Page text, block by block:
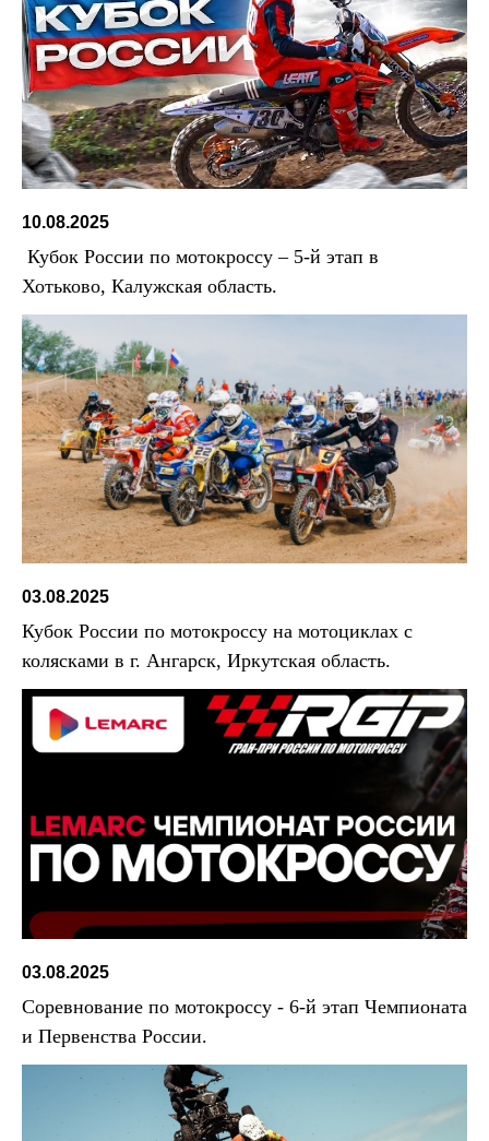
10.08.2025
Кубок России по мотокроссу – 5-й этап в
Хотьково, Калужская область.
03.08.2025
Кубок России по мотокроссу на мотоциклах с
колясками в г. Ангарск, Иркутская область.
03.08.2025
Соревнование по мотокроссу - 6-й этап Чемпионата
и Первенства России.